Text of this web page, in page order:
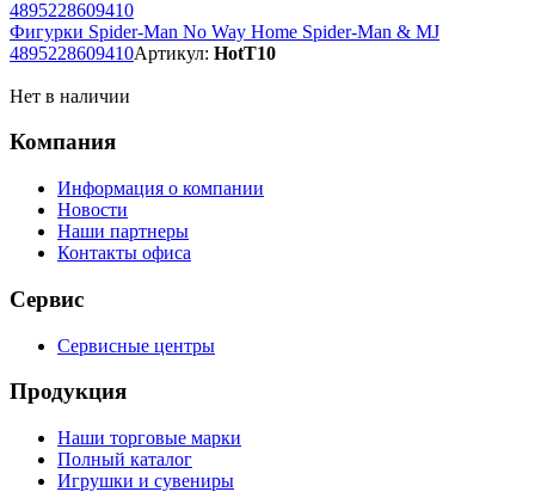
Фигурки Spider-Man No Way Home Spider-Man & MJ
4895228609410Артикул: HotT10
Нет в наличии
Компания
Информация о компании
Новости
Наши партнеры
Контакты офиса
Сервис
Сервисные центры
Продукция
Наши торговые марки
Полный каталог
Игрушки и сувениры